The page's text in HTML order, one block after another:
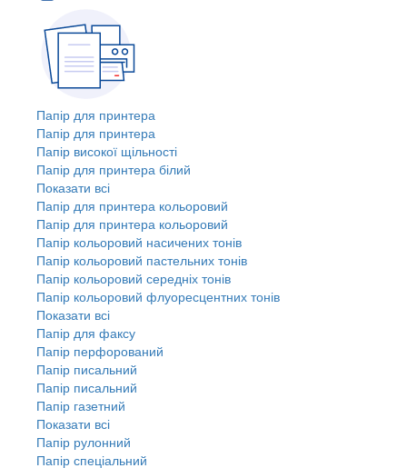
Папір для принтера
Папір для принтера
Папір високої щільності
Папір для принтера білий
Показати всі
Папір для принтера кольоровий
Папір для принтера кольоровий
Папір кольоровий насичених тонів
Папір кольоровий пастельних тонів
Папір кольоровий середніх тонів
Папір кольоровий флуоресцентних тонів
Показати всі
Папір для факсу
Папір перфорований
Папір писальний
Папір писальний
Папір газетний
Показати всі
Папір рулонний
Папір спеціальний